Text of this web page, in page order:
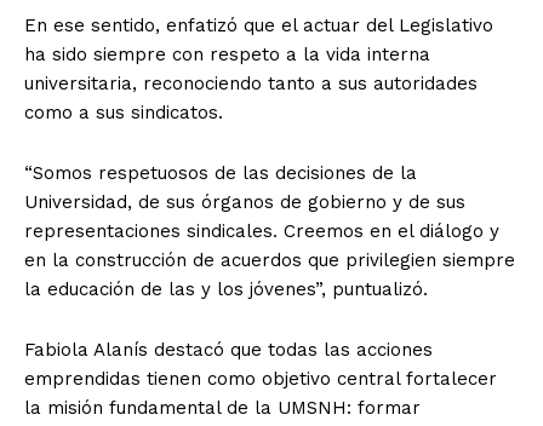
En ese sentido, enfatizó que el actuar del Legislativo
ha sido siempre con respeto a la vida interna
universitaria, reconociendo tanto a sus autoridades
como a sus sindicatos.
“Somos respetuosos de las decisiones de la
Universidad, de sus órganos de gobierno y de sus
representaciones sindicales. Creemos en el diálogo y
en la construcción de acuerdos que privilegien siempre
la educación de las y los jóvenes”, puntualizó.
Fabiola Alanís destacó que todas las acciones
emprendidas tienen como objetivo central fortalecer
la misión fundamental de la UMSNH: formar